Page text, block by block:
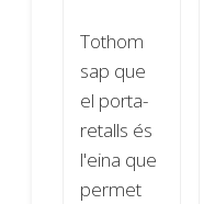
Tothom
sap que
el porta-
retalls és
l'eina que
permet